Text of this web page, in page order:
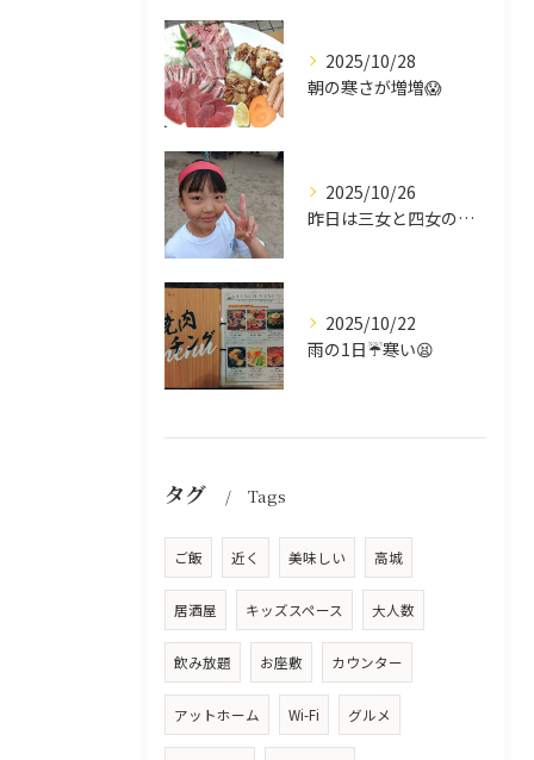
2025/10/28
朝の寒さが増増😱
2025/10/26
昨日は三女と四女の運動会🥰
2025/10/22
雨の1日☔寒い😫
タグ Tags
ご飯 近く 美味しい 高城
居酒屋 キッズスペース 大人数
飲み放題 お座敷 カウンター
アットホーム Wi-Fi グルメ